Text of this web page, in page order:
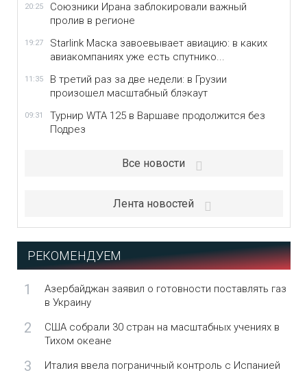
20:25
Союзники Ирана заблокировали важный
пролив в регионе
19:27
Starlink Маска завоевывает авиацию: в каких
авиакомпаниях уже есть спутнико...
11:35
В третий раз за две недели: в Грузии
произошел масштабный блэкаут
09:31
Турнир WTA 125 в Варшаве продолжится без
Подрез
Все новости
Лента новостей
РЕКОМЕНДУЕМ
1
Азербайджан заявил о готовности поставлять газ
в Украину
2
США собрали 30 стран на масштабных учениях в
Тихом океане
3 Италия ввела пограничный контроль с Испанией